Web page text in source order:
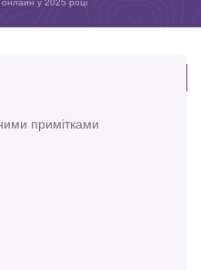
примітками